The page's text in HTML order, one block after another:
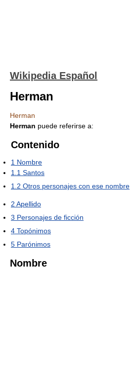
Wikipedia Español
Herman
Herman
Herman puede referirse a:
Contenido
1 Nombre
1.1 Santos
1.2 Otros personajes con ese nombre
2 Apellido
3 Personajes de ficción
4 Topónimos
5 Parónimos
Nombre